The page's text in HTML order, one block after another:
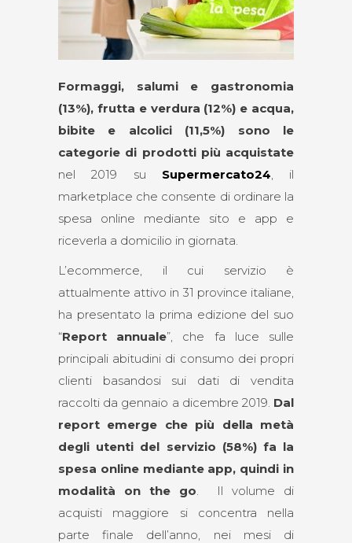
Formaggi, salumi e gastronomia
(13%), frutta e verdura (12%) e acqua,
bibite e alcolici (11,5%) sono le
categorie di prodotti più acquistate
nel 2019 su Supermercato24, il
marketplace che consente di ordinare la
spesa online mediante sito e app e
riceverla a domicilio in giornata.
L’ecommerce, il cui servizio è
attualmente attivo in 31 province italiane,
ha presentato la prima edizione del suo
“Report annuale”, che fa luce sulle
principali abitudini di consumo dei propri
clienti basandosi sui dati di vendita
raccolti da gennaio a dicembre 2019. Dal
report emerge che più della metà
degli utenti del servizio (58%) fa la
spesa online mediante app, quindi in
modalità on the go. Il volume di
acquisti maggiore si concentra nella
parte finale dell’anno, nei mesi di